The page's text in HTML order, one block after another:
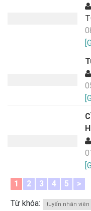
1
2 3 4 5 >
Từ khóa: tuyển nhân viên